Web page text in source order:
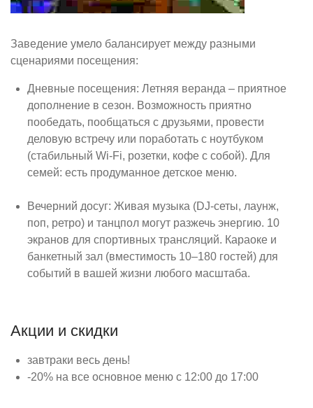
Заведение умело балансирует между разными
сценариями посещения:
Дневные посещения: Летняя веранда – приятное
дополнение в сезон. Возможность приятно
пообедать, пообщаться с друзьями, провести
деловую встречу или поработать с ноутбуком
(стабильный Wi-Fi, розетки, кофе с собой). Для
семей: есть продуманное детское меню.
Вечерний досуг: Живая музыка (DJ-сеты, лаунж,
поп, ретро) и танцпол могут разжечь энергию. 10
экранов для спортивных трансляций. Караоке и
банкетный зал (вместимость 10–180 гостей) для
событий в вашей жизни любого масштаба.
Акции и скидки
завтраки весь день!
-20% на все основное меню с 12:00 до 17:00